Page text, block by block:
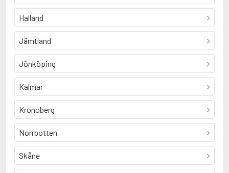
Halland
Jämtland
Jönköping
Kalmar
Kronoberg
Norrbotten
Skåne